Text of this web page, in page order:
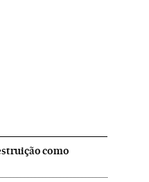
como